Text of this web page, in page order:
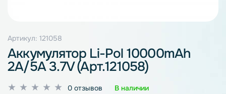
Артикул: 121058
Аккумулятор Li-Pol 10000mAh
2A/5A 3.7V (Арт.121058)
Оценка
0 отзывов В наличии